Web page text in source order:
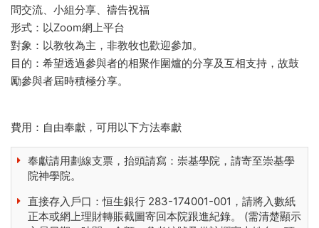
問交流、小組分享、禱告祝福
形式：以Zoom網上平台
對象：以教牧為主，非教牧也歡迎參加。
目的：希望透過參與者的相聚作圍爐的分享及互相支持，故鼓
勵參與者屆時積極分享。
費用：自由奉獻，可用以下方法奉獻
奉獻請用劃線支票，抬頭請寫：崇基學院，請寄至崇基學
院神學院。
直接存入戶口：恒生銀行 283-174001-001，請將入數紙
正本或網上理財轉賬截圖寄回本院跟進紀錄。 (需清楚顯示